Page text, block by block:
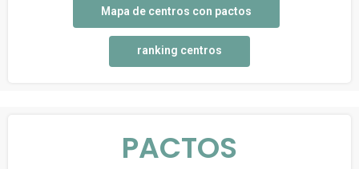
Mapa de centros con pactos
ranking centros
PACTOS